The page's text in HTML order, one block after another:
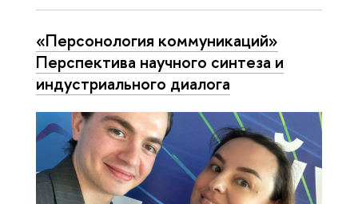
«Персонология коммуникаций»
Перспектива научного синтеза и
индустриального диалога